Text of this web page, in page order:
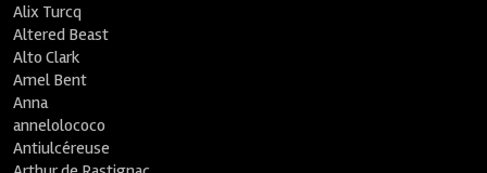
Alix Turcq
Altered Beast
Alto Clark
Amel Bent
Anna
annelolococo
Antiulcéreuse